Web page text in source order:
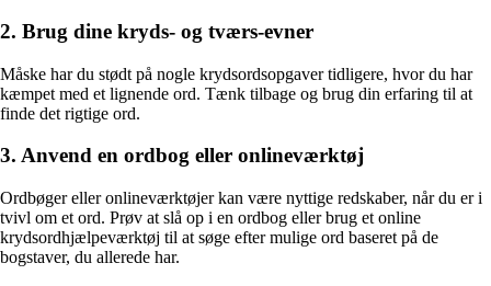
2. Brug dine kryds- og tværs-evner
Måske har du stødt på nogle krydsordsopgaver tidligere, hvor du har
kæmpet med et lignende ord. Tænk tilbage og brug din erfaring til at
finde det rigtige ord.
3. Anvend en ordbog eller onlineværktøj
Ordbøger eller onlineværktøjer kan være nyttige redskaber, når du er i
tvivl om et ord. Prøv at slå op i en ordbog eller brug et online
krydsordhjælpeværktøj til at søge efter mulige ord baseret på de
bogstaver, du allerede har.